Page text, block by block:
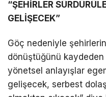
“ŞEHİRLER
GELİŞECEK”
Göç nedeniyle
dönüştüğünü kaydeden
yönetsel anlayışlar
gelişecek, serbest